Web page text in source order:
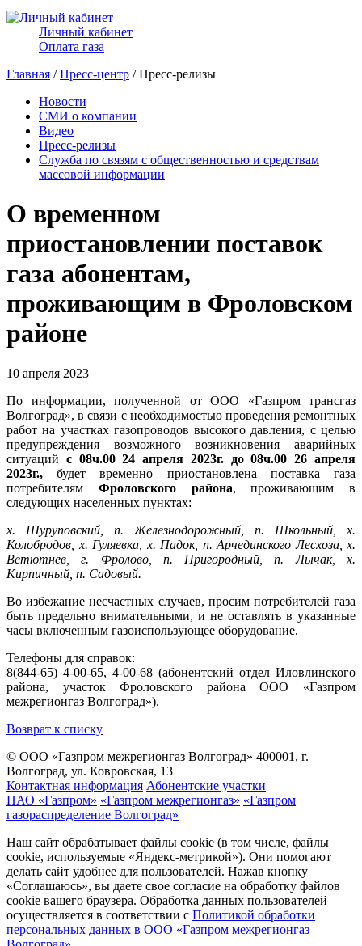
Личный кабинет
Оплата газа
Главная /Пресс-центр / Пресс-релизы
Новости
СМИ о компании
Видео
Пресс-релизы
Служба по связям с общественностью и средствам
массовой информации
О временном
приостановлении поставок
газа абонентам,
проживающим в Фроловском
районе
10 апреля 2023
По информации, полученной от ООО «Газпром трансгаз
Волгоград», в связи с необходимостью проведения ремонтных
работ на участках газопроводов высокого давления, с целью
предупреждения возможного возникновения аварийных
ситуаций с 08ч.00 24 апреля 2023г. до 08ч.00 26 апреля
2023г., будет временно приостановлена поставка газа
потребителям Фроловского района, проживающим в
следующих населенных пунктах:
х. Шуруповский, п. Железнодорожный, п. Школьный, х.
Колобродов, х. Гуляевка, х. Падок, п. Арчединского Лесхоза, х.
Ветютнев, г. Фролово, п. Пригородный, п. Лычак, х.
Кирпичный, п. Садовый.
Во избежание несчастных случаев, просим потребителей газа
быть предельно внимательными, и не оставлять в указанные
часы включенным газоиспользующее оборудование.
Телефоны для справок:
8(844-65) 4-00-65, 4-00-68 (абонентский отдел Иловлинского
района, участок Фроловского района ООО «Газпром
межрегионгаз Волгоград»).
Возврат к списку
© ООО «Газпром межрегионгаз Волгоград» 400001, г.
Волгоград, ул. Ковровская, 13
Контактная информация Абонентские участки
ПАО «Газпром» «Газпром межрегионгаз» «Газпром
газораспределение Волгоград»
Наш сайт обрабатывает файлы cookie (в том числе, файлы
cookie, используемые «Яндекс-метрикой»). Они помогают
делать сайт удобнее для пользователей. Нажав кнопку
«Соглашаюсь», вы даете свое согласие на обработку файлов
cookie вашего браузера. Обработка данных пользователей
осуществляется в соответствии с Политикой обработки
персональных данных в ООО «Газпром межрегионгаз